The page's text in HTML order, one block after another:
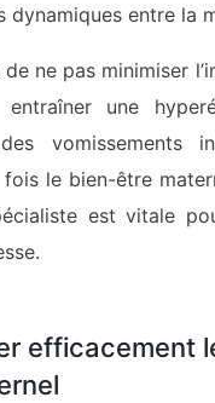
dynamiques entre la
ne pas minimiser
une
vomissements
le bien-être
est vitale
efficacement